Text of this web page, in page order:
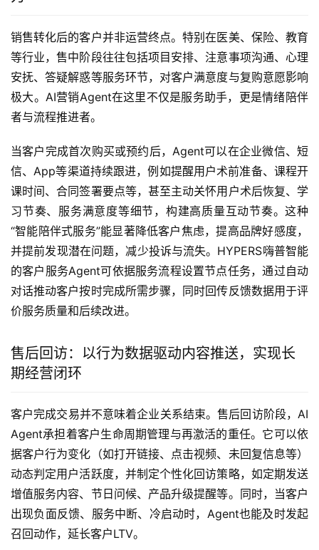
销售转化后的客户并非运营终点。特别在医美、保险、教育
等行业，售中阶段往往包括项目安排、注意事项沟通、心理
安抚、答疑解惑等服务环节，对客户满意度与复购意愿影响
极大。AI营销Agent在这里不仅是服务助手，更是情绪陪伴
者与流程推进者。
当客户完成首次购买或预约后，Agent可以在企业微信、短
信、App等渠道持续跟进，例如提醒用户术前准备、课程开
课时间、合同签署要点等，甚至主动关怀用户术后恢复、学
习节奏、服务满意度等细节，构建高质量互动节奏。这种
“智能陪伴式服务”能显著降低客户焦虑，提高品牌好感度，
并提前发现潜在问题，减少投诉与流失。HYPERS嗨普智能
的客户服务Agent可依据服务流程设置节点任务，通过自动
对话推动客户按时完成所需步骤，同时回传反馈数据用于评
价服务质量和后续改进。
售后回访：以行为数据驱动内容推送，实现长
期经营闭环
客户完成交易并不意味着企业关系结束。售后回访阶段，AI
Agent承担着客户生命周期管理与再激活的重任。它可以依
据客户行为变化（如打开链接、点击视频、未回复信息等）
动态判定用户活跃度，并制定个性化回访策略，如定期发送
增值服务内容、节日问候、产品升级提醒等。同时，当客户
出现负面反馈、服务中断、冷启动时，Agent也能及时发起
召回动作，延长客户LTV。